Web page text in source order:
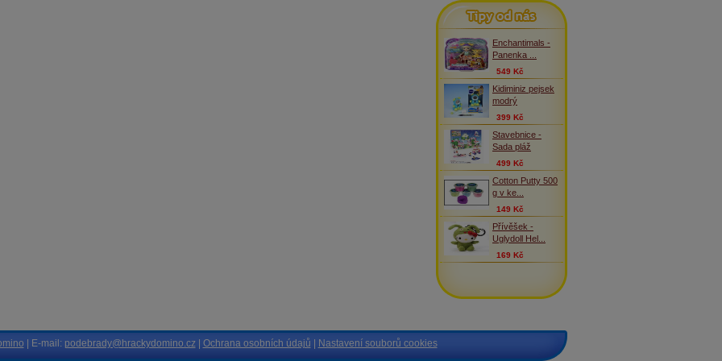
Tipy od nás
Enchantimals -
Panenka ...
549 Kč
Kidiminiz pejsek
modrý
399 Kč
Stavebnice -
Sada pláž
499 Kč
Cotton Putty 500
g v ke...
149 Kč
Přívěšek -
Uglydoll Hel...
169 Kč
| E-mail: podebrady@hrackydomino.cz| Ochrana osobních údajů Nastavení souborů cookies